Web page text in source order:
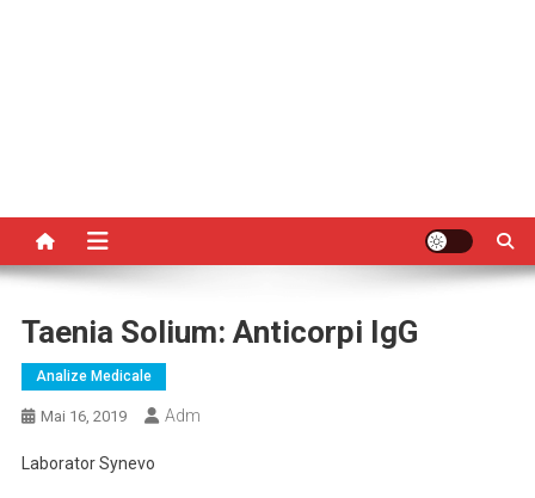
Taenia Solium: Anticorpi IgG
Analize Medicale
Mai 16, 2019 Adm
Laborator Synevo